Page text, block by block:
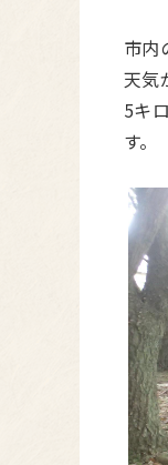
市内
天気
5キ
す。